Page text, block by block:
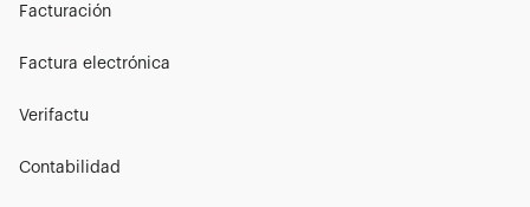
Facturación
Factura electrónica
Verifactu
Contabilidad